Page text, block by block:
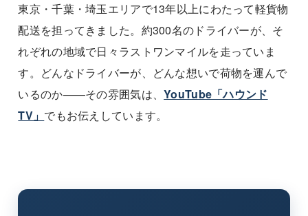
東京・千葉・埼玉エリアで13年以上にわたって軽貨物
配送を担ってきました。約300名のドライバーが、そ
れぞれの地域で日々ラストワンマイルを走っていま
す。どんなドライバーが、どんな想いで荷物を運んで
いるのか——その雰囲気は、YouTube「ハウンド
TV」 でもお伝えしています。